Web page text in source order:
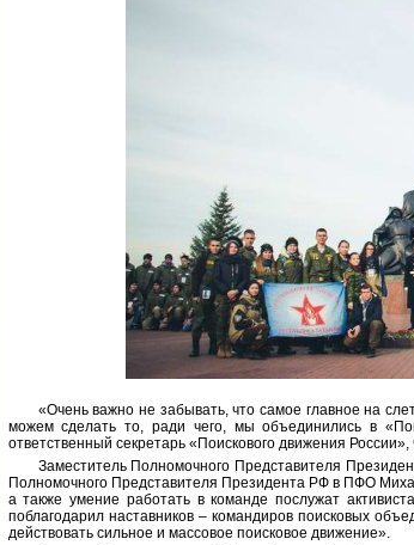
«Очень важно не забывать, что самое главное на
можем сделать то, ради чего, мы объединились в
ответственный секретарь «Поискового движения
Заместитель Полномочного Представителя
Полномочного Представителя Президента РФ в ПФО
а также умение работать в команде послужат
поблагодарил наставников – командиров поисковых
действовать сильное и массовое поисковое движение».